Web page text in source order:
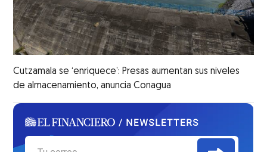
Cutzamala se ‘enriquece’: Presas aumentan sus niveles
de almacenamiento, anuncia Conagua